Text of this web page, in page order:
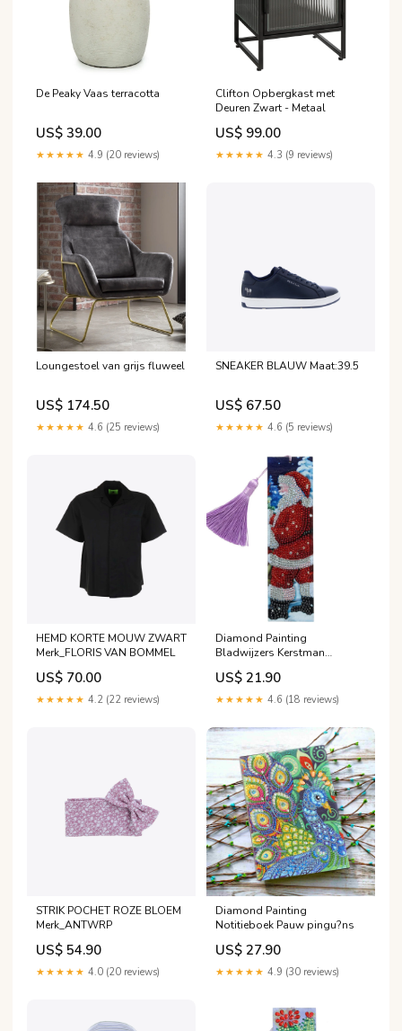
De Peaky Vaas terracotta
US$ 39.00
★★★★★ 4.9 (20 reviews)
Clifton Opbergkast met
Deuren Zwart - Metaal
US$ 99.00
★★★★★ 4.3 (9 reviews)
Loungestoel van grijs fluweel
US$ 174.50
★★★★★ 4.6 (25 reviews)
SNEAKER BLAUW Maat:39.5
US$ 67.50
★★★★★ 4.6 (5 reviews)
HEMD KORTE MOUW ZWART
Merk_FLORIS VAN BOMMEL
US$ 70.00
★★★★★ 4.2 (22 reviews)
Diamond Painting
Bladwijzers Kerstman
Grootte:21x6cm
US$ 21.90
★★★★★ 4.6 (18 reviews)
STRIK POCHET ROZE BLOEM
Merk_ANTWRP
US$ 54.90
★★★★★ 4.0 (20 reviews)
Diamond Painting
Notitieboek Pauw pingu?ns
US$ 27.90
★★★★★ 4.9 (30 reviews)